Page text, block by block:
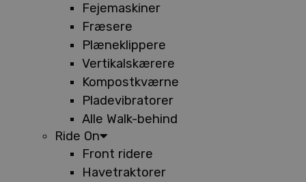
Fejemaskiner
Fræsere
Plæneklippere
Vertikalskærere
Kompostkværne
Pladevibratorer
Alle Walk-behind
Ride On
Front ridere
Havetraktorer